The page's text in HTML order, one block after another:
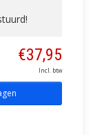
€37,95
Incl. btw